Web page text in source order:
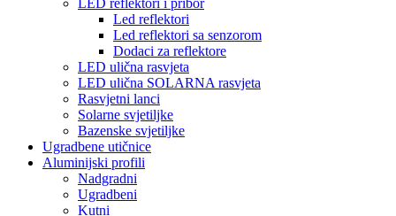
LED reflektori i pribor
Led reflektori
Led reflektori sa senzorom
Dodaci za reflektore
LED ulična rasvjeta
LED ulična SOLARNA rasvjeta
Rasvjetni lanci
Solarne svjetiljke
Bazenske svjetiljke
Ugradbene utičnice
Aluminijski profili
Nadgradni
Ugradbeni
Kutni